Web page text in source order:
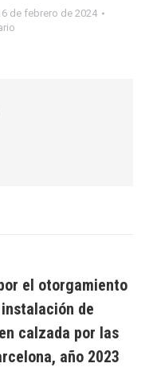
de febrero de 2024
el otorgamiento
de
calzada por las
año 2023